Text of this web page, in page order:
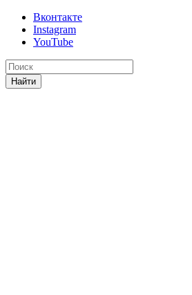
Вконтакте
Instagram
YouTube
Найти